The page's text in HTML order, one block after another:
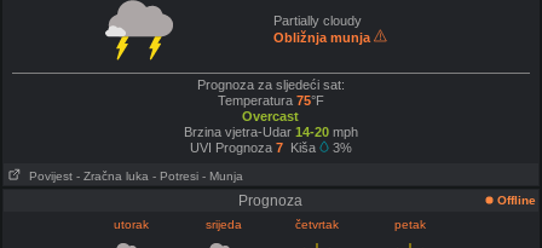
Partially cloudy
Obližnja munja
Prognoza za sljedeći sat:
Temperatura 75°F
Overcast
Brzina vjetra-Udar 14-20mph
UVI Prognoza 7Kiša 3%
Povijest - Zračna luka - Potresi - Munja
Prognoza
Offline
utorak
srijeda četvrtak petak